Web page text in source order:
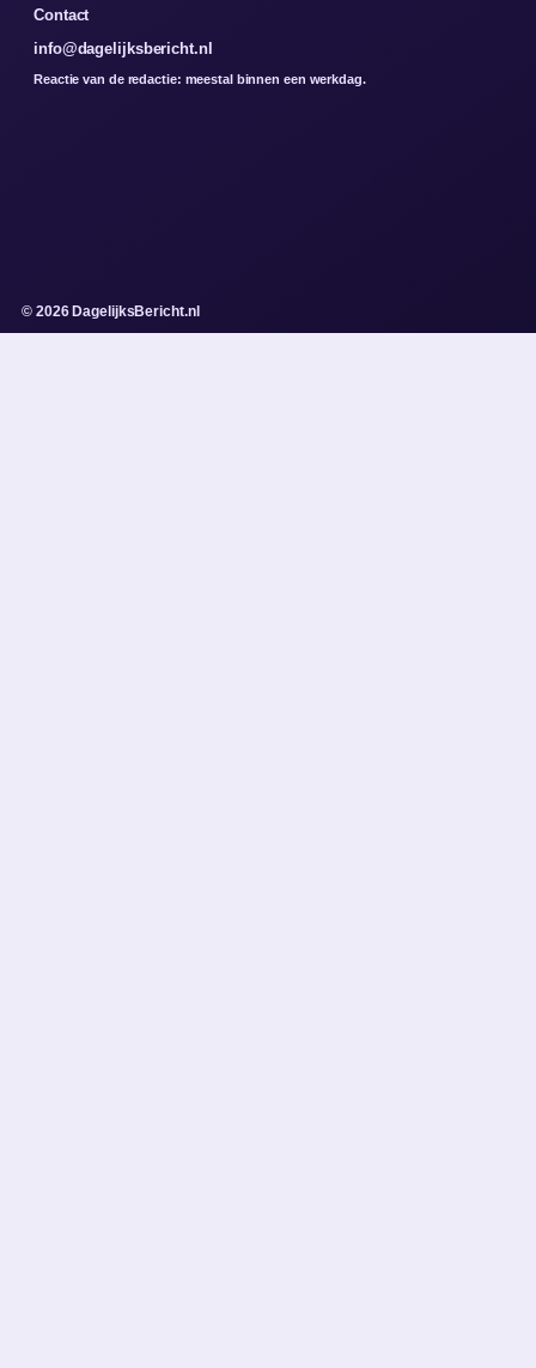
Contact
info@dagelijksbericht.nl
Reactie van de redactie: meestal binnen een werkdag.
© 2026 DagelijksBericht.nl